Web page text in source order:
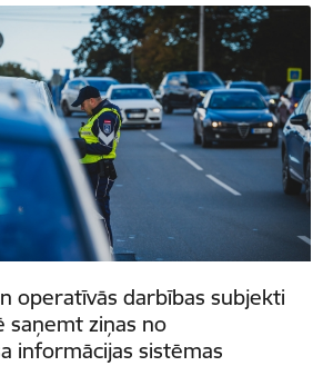
operatīvās darbības subjekti
saņemt ziņas no
informācijas sistēmas